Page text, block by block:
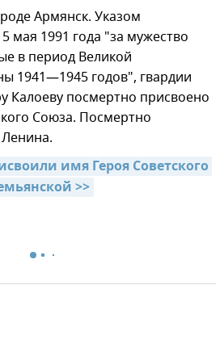
Армянск. Указом
мая 1991 года "за мужество
в период Великой
1941—1945 годов", гвардии
Калоеву посмертно присвоено
Союза. Посмертно
имя Героя Советского
>>